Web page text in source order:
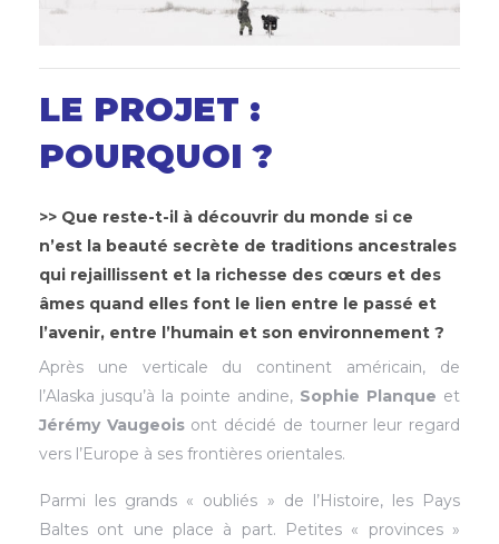
LE PROJET :
POURQUOI ?
>> Que reste-t-il à découvrir du monde si ce
n’est la beauté secrète de traditions ancestrales
qui rejaillissent et la richesse des cœurs et des
âmes quand elles font le lien entre le passé et
l’avenir, entre l’humain et son environnement ?
Après une verticale du continent américain, de
l’Alaska jusqu’à la pointe andine, Sophie Planque et
Jérémy Vaugeoisont décidé de tourner leur regard
vers l’Europe à ses frontières orientales.
Parmi les grands « oubliés » de l’Histoire, les Pays
Baltes ont une place à part. Petites « provinces »